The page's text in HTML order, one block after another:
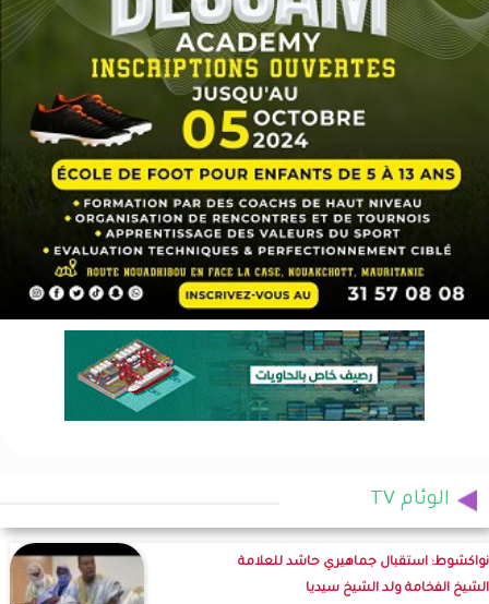
الوئام TV
نواكشوط: استقبال جماهيري حاشد للعلامة
الشيخ الفخامة ولد الشيخ سيديا